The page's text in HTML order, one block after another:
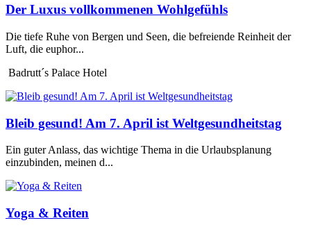
Der Luxus vollkommenen Wohlgefühls
Die tiefe Ruhe von Bergen und Seen, die befreiende Reinheit der
Luft, die euphor...
Badrutt´s Palace Hotel
Bleib gesund! Am 7. April ist Weltgesundheitstag
Ein guter Anlass, das wichtige Thema in die Urlaubsplanung
einzubinden, meinen d...
Yoga & Reiten